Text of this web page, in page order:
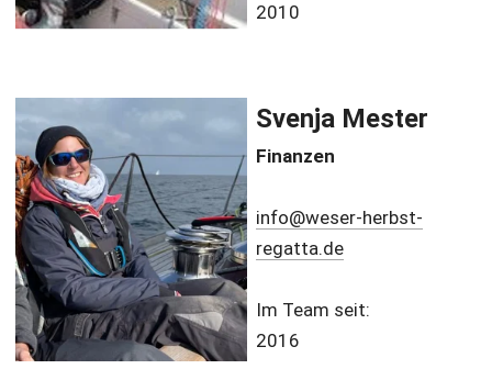
2010
Svenja Mester
Finanzen
info@weser-herbst-
regatta.de
Im Team seit:
2016